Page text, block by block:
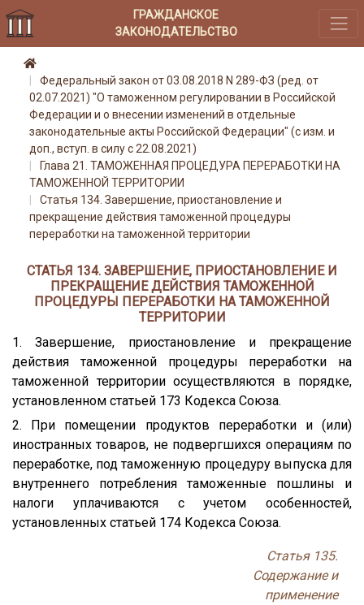
ГРАЖДАНСКОЕ
ЗАКОНОДАТЕЛЬСТВО
Федеральный закон от 03.08.2018 N 289-ФЗ (ред. от
02.07.2021) "О таможенном регулировании в Российской
Федерации и о внесении изменений в отдельные
законодательные акты Российской Федерации" (с изм. и
доп., вступ. в силу с 22.08.2021)
Глава 21. ТАМОЖЕННАЯ ПРОЦЕДУРА ПЕРЕРАБОТКИ НА
ТАМОЖЕННОЙ ТЕРРИТОРИИ
Статья 134. Завершение, приостановление и
прекращение действия таможенной процедуры
переработки на таможенной территории
СТАТЬЯ 134. ЗАВЕРШЕНИЕ, ПРИОСТАНОВЛЕНИЕ И
ПРЕКРАЩЕНИЕ ДЕЙСТВИЯ ТАМОЖЕННОЙ
ПРОЦЕДУРЫ ПЕРЕРАБОТКИ НА ТАМОЖЕННОЙ
ТЕРРИТОРИИ
1. Завершение, приостановление и прекращение
действия таможенной процедуры переработки на
таможенной территории осуществляются в порядке,
установленном статьей 173 Кодекса Союза.
2. При помещении продуктов переработки и (или)
иностранных товаров, не подвергшихся операциям по
переработке, под таможенную процедуру выпуска для
внутреннего потребления таможенные пошлины и
налоги уплачиваются с учетом особенностей,
установленных статьей 174 Кодекса Союза.
Статья 135.
Содержание и
применение